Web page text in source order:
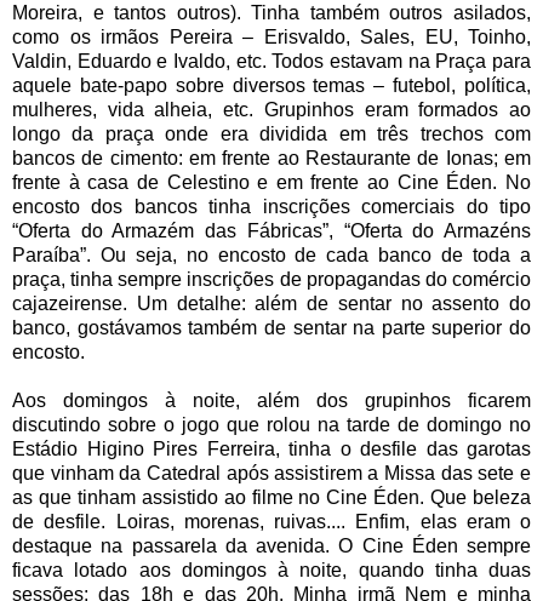
Moreira, e tantos outros). Tinha também outros asilados,
como os irmãos Pereira – Erisvaldo, Sales, EU, Toinho,
Valdin, Eduardo e Ivaldo, etc. Todos estavam na Praça para
aquele bate-papo sobre diversos temas – futebol, política,
mulheres, vida alheia, etc. Grupinhos eram formados ao
longo da praça onde era dividida em três trechos com
bancos de cimento: em frente ao Restaurante de Ionas; em
frente à casa de Celestino e em frente ao Cine Éden. No
encosto dos bancos tinha inscrições comerciais do tipo
“Oferta do Armazém das Fábricas”, “Oferta do Armazéns
Paraíba”. Ou seja, no encosto de cada banco de toda a
praça, tinha sempre inscrições de propagandas do comércio
cajazeirense. Um detalhe: além de sentar no assento do
banco, gostávamos também de sentar na parte superior do
encosto.
Aos domingos à noite, além dos grupinhos ficarem
discutindo sobre o jogo que rolou na tarde de domingo no
Estádio Higino Pires Ferreira, tinha o desfile das garotas
que vinham da Catedral após assistirem a Missa das sete e
as que tinham assistido ao filme no Cine Éden. Que beleza
de desfile. Loiras, morenas, ruivas.... Enfim, elas eram o
destaque na passarela da avenida. O Cine Éden sempre
ficava lotado aos domingos à noite, quando tinha duas
sessões: das 18h e das 20h. Minha irmã Nem e minha